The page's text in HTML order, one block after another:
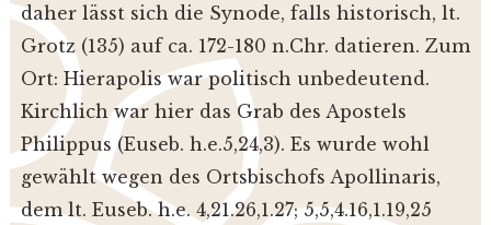
daher lässt sich die Synode, falls historisch, lt.
Grotz (135) auf ca. 172-180 n.Chr. datieren. Zum
Ort: Hierapolis war politisch unbedeutend.
Kirchlich war hier das Grab des Apostels
Philippus (Euseb. h.e.5,24,3). Es wurde wohl
gewählt wegen des Ortsbischofs Apollinaris,
dem lt. Euseb. h.e. 4,21.26,1.27; 5,5,4.16,1.19,25